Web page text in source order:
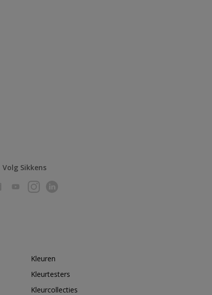
Volg Sikkens
Kleuren
Kleurtesters
Kleurcollecties